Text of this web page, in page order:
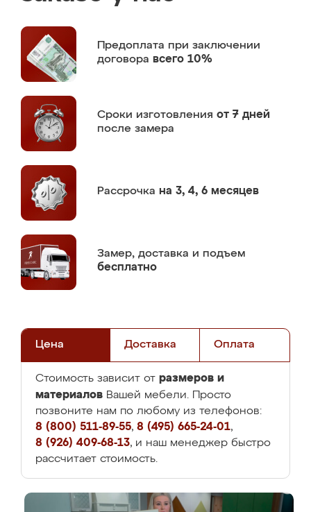
Предоплата при заключении
договора всего 10%
Сроки изготовления от 7 дней
после замера
Рассрочка на 3, 4, 6 месяцев
Замер, доставка и подъем
бесплатно
Цена Доставка Оплата
Стоимость зависит от размеров и
материалов Вашей мебели. Просто
позвоните нам по любому из телефонов:
8 (800) 511-89-55, 8 (495) 665-24-01,
8 (926) 409-68-13, и наш менеджер быстро
рассчитает стоимость.